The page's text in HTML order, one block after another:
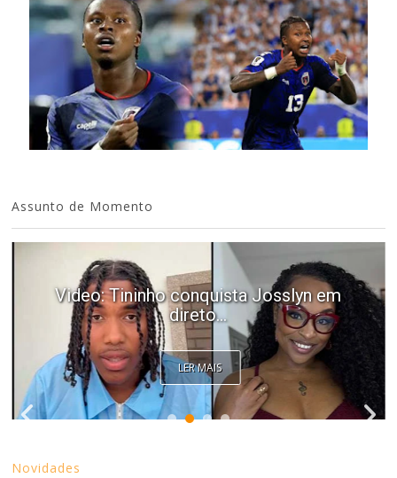
Assunto de Momento
Video: Tininho conquista Josslyn em
direto...
LER MAIS
Novidades